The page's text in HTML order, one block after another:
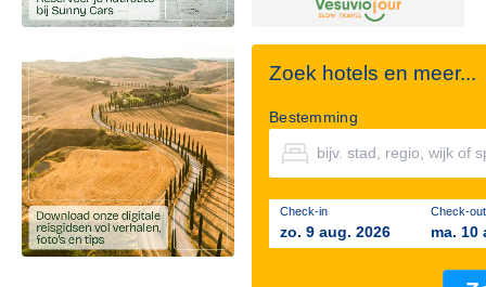
Zoek hotels en meer...
Bestemming
Check-in
zo. 9 aug. 2026
Check-out
ma. 10